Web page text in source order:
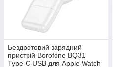
Бездротовий зарядний
пристрій Borofone BQ31
Type-C USB для Apple Watch